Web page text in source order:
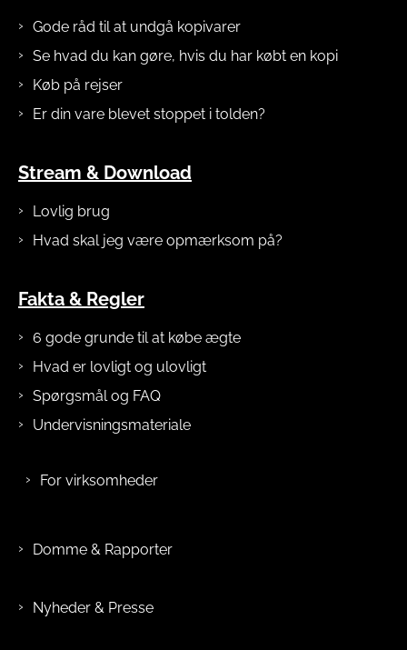
Gode råd til at undgå kopivarer
Se hvad du kan gøre, hvis du har købt en kopi
Køb på rejser
Er din vare blevet stoppet i tolden?
Stream & Download
Lovlig brug
Hvad skal jeg være opmærksom på?
Fakta & Regler
6 gode grunde til at købe ægte
Hvad er lovligt og ulovligt
Spørgsmål og FAQ
Undervisningsmateriale
For virksomheder
Domme & Rapporter
Nyheder & Presse